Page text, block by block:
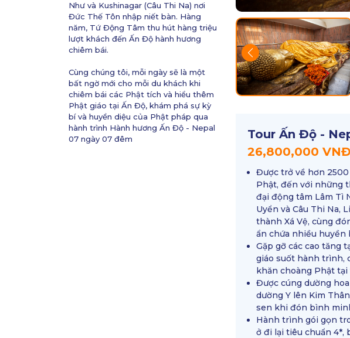
Như và Kushinagar (Câu Thi Na) nơi
Đức Thế Tôn nhập niết bàn. Hàng
năm, Tứ Động Tâm thu hút hàng triệu
lượt khách đến Ấn Độ hành hương
chiêm bái.
Cùng chúng tôi, mỗi ngày sẽ là một
bất ngờ mới cho mỗi du khách khi
chiêm bái các Phật tích và hiểu thêm
Phật giáo tại Ấn Độ, khám phá sự kỳ
bí và huyền diệu của Phật pháp qua
hành trình Hành hương Ấn Độ - Nepal
07 ngày 07 đêm
Tour Ấn Độ -
26,800,000 VNĐ
Được trở về hơn
Phật, đến với những
đại động tâm Lâm Tì
Uyển và Câu Thi Na,
thành Xá Vệ, cùng
ẩn chứa nhiều huyền
Gặp gỡ các cao tăng
giáo suốt hành trình,
khăn choàng Phật tại
Được cúng dường
dường Y lên Kim
sen khi đón bình
Hành trình gói gọn
ở đi lại tiêu chuẩn 4*,